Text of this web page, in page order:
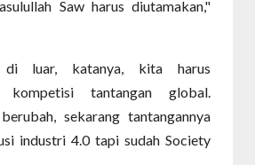
Saw harus diutamakan,"
di luar, katanya, kita harus
kompetisi tantangan global.
sekarang tantangannya
industri 4.0 tapi sudah Society